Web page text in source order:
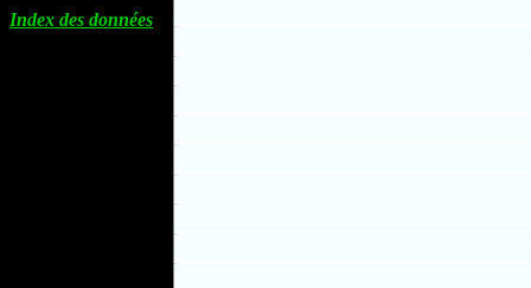
Index des données